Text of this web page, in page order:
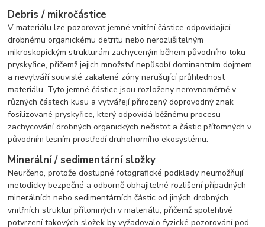
Debris / mikročástice
V materiálu lze pozorovat jemné vnitřní částice odpovídající
drobnému organickému detritu nebo nerozlišitelným
mikroskopickým strukturám zachyceným během původního toku
pryskyřice, přičemž jejich množství nepůsobí dominantním dojmem
a nevytváří souvislé zakalené zóny narušující průhlednost
materiálu. Tyto jemné částice jsou rozloženy nerovnoměrně v
různých částech kusu a vytvářejí přirozený doprovodný znak
fosilizované pryskyřice, který odpovídá běžnému procesu
zachycování drobných organických nečistot a částic přítomných v
původním lesním prostředí druhohorního ekosystému.
Minerální / sedimentární složky
Neurčeno, protože dostupné fotografické podklady neumožňují
metodicky bezpečné a odborně obhajitelné rozlišení případných
minerálních nebo sedimentárních částic od jiných drobných
vnitřních struktur přítomných v materiálu, přičemž spolehlivé
potvrzení takových složek by vyžadovalo fyzické pozorování pod